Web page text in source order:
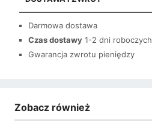
Darmowa dostawa
Czas dostawy 1-2 dni roboczych
Gwarancja zwrotu pieniędzy
Zobacz również